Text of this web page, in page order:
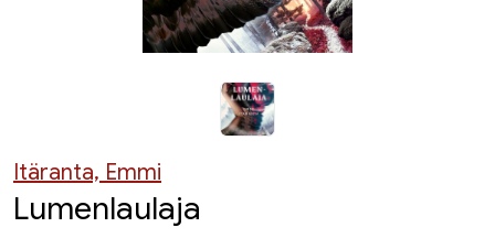
Itäranta, Emmi
Lumenlaulaja